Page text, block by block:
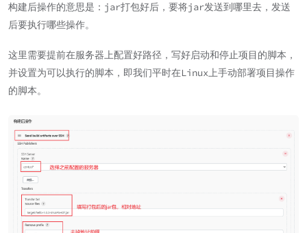
构建后操作的意思是：jar打包好后，要将jar发送到哪里去，发送
后要执行哪些操作。
这里需要提前在服务器上配置好路径，写好启动和停止项目的脚本，
并设置为可以执行的脚本，即我们平时在Linux上手动部署项目操作
的脚本。